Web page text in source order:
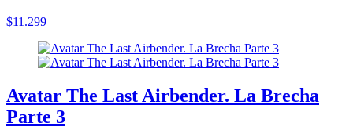
$11.299
Avatar The Last Airbender. La Brecha
Parte 3